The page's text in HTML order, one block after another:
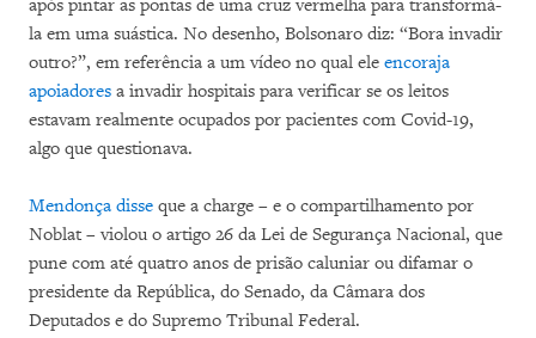
após pintar as pontas de uma cruz vermelha para transformá-
la em uma suástica. No desenho, Bolsonaro diz: “Bora invadir
outro?”, em referência a um vídeo no qual ele encoraja
apoiadores a invadir hospitais para verificar se os leitos
estavam realmente ocupados por pacientes com Covid-19,
algo que questionava.
Mendonça disse que a charge – e o compartilhamento por
Noblat – violou o artigo 26 da Lei de Segurança Nacional, que
pune com até quatro anos de prisão caluniar ou difamar o
presidente da República, do Senado, da Câmara dos
Deputados e do Supremo Tribunal Federal.